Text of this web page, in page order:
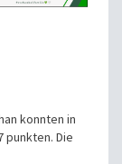
konnten in
punkten. Die